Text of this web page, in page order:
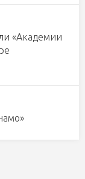
«Академии